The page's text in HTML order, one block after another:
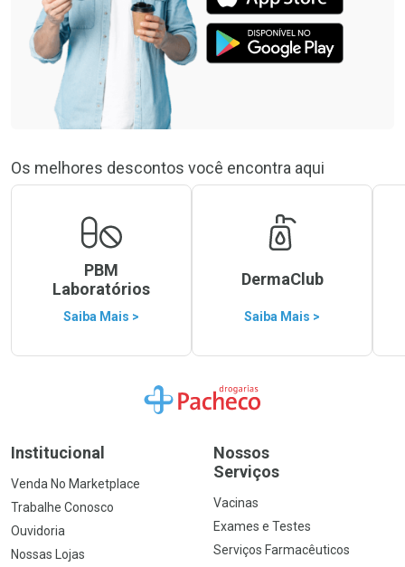
Os melhores descontos você encontra aqui
PBM
Laboratórios
Saiba Mais >
DermaClub
Saiba Mais >
Ir para a Home
Institucional
Venda No Marketplace
Trabalhe Conosco
Ouvidoria
Nossas Lojas
Nossos
Serviços
Vacinas
Exames e Testes
Serviços Farmacêuticos